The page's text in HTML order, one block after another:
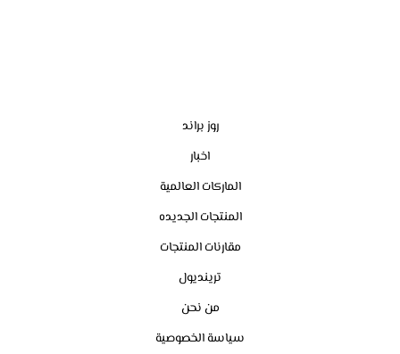
روز براند
اخبار
الماركات العالمية
المنتجات الجديده
مقارنات المنتجات
ترينديول
من نحن
سياسة الخصوصية